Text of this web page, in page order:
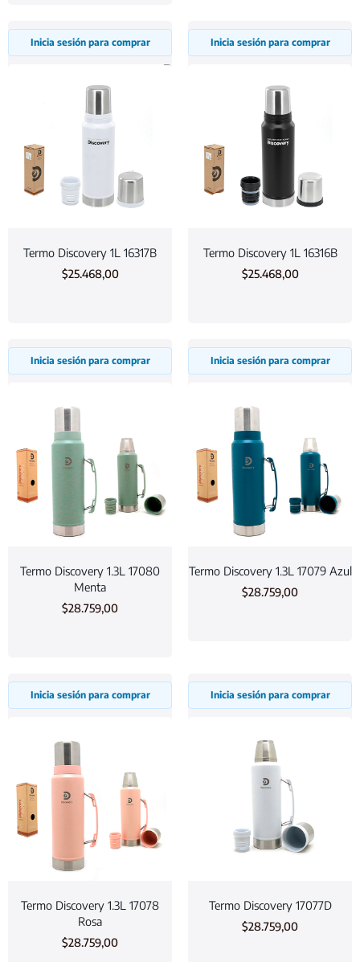
Inicia sesión para comprar
Termo Discovery 1L 16317B
$25.468,00
Inicia sesión para comprar
Termo Discovery 1L 16316B
$25.468,00
Inicia sesión para comprar
Termo Discovery 1.3L 17080
Menta
$28.759,00
Inicia sesión para comprar
Termo Discovery 1.3L 17079 Azul
$28.759,00
Inicia sesión para comprar
Termo Discovery 1.3L 17078
Rosa
$28.759,00
Inicia sesión para comprar
Termo Discovery 17077D
$28.759,00